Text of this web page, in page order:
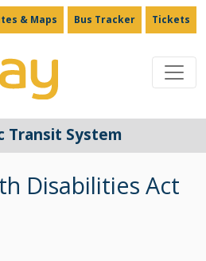
& Maps Bus Tracker Tickets
Transit System
Disabilities Act